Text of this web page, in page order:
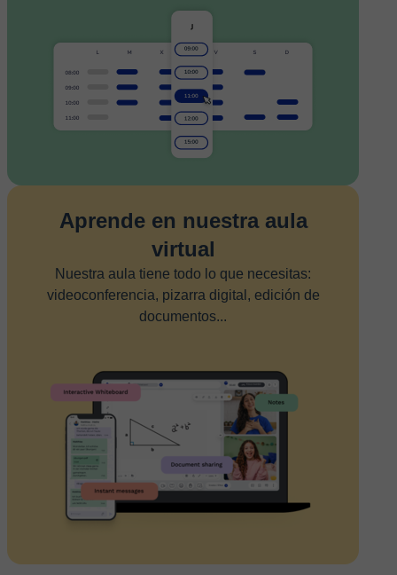
Aprende en nuestra aula
virtual
Nuestra aula tiene todo lo que necesitas:
videoconferencia, pizarra digital, edición de
documentos...